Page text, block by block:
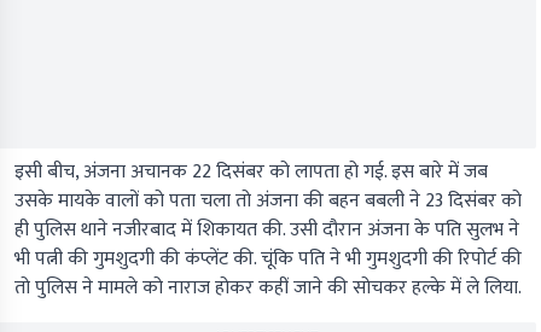
इसी बीच, अंजना अचानक 22 दिसंबर को लापता हो गई. इस बारे में जब
उसके मायके वालों को पता चला तो अंजना की बहन बबली ने 23 दिसंबर को
ही पुलिस थाने नजीरबाद में शिकायत की. उसी दौरान अंजना के पति सुलभ ने
भी पत्नी की गुमशुदगी की कंप्लेंट की. चूंकि पति ने भी गुमशुदगी की रिपोर्ट की
तो पुलिस ने मामले को नाराज होकर कहीं जाने की सोचकर हल्के में ले लिया.